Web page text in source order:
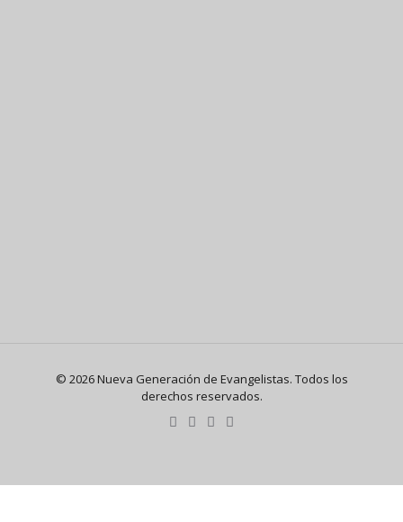
© 2026 Nueva Generación de Evangelistas. Todos los
derechos reservados.